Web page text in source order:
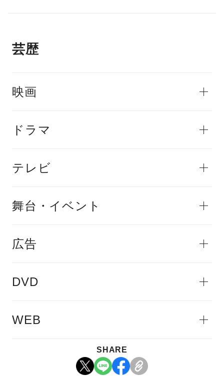
芸歴
映画
ドラマ
テレビ
舞台・イベント
広告
DVD
WEB
SHARE